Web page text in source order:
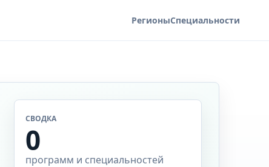
РегионыСпециальности
СВОДКА
0
программ и специальностей